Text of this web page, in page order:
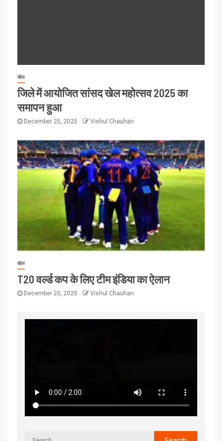
खेल
जिले में आयोजित सांसद खेल महोत्सव 2025 का
समापन हुआ
December 25, 2025 Vishul Chauhan
खेल
T20 वर्ल्ड कप के लिए टीम इंडिया का ऐलान
December 20, 2025 Vishul Chauhan